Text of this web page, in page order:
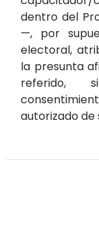
dentro del
—, por
electoral,
la presunta
referido,
autorizado de